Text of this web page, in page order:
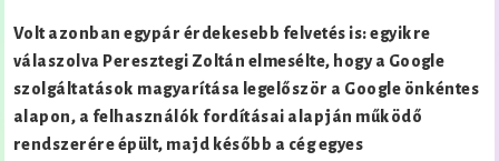
Volt azonban egypár érdekesebb felvetés is: egyikre
válaszolva Peresztegi Zoltán elmesélte, hogy a Google
szolgáltatások magyarítása legelőször a Google önkéntes
alapon, a felhasználók fordításai alapján működő
rendszerére épült, majd később a cég egyes